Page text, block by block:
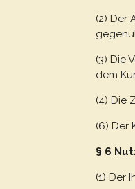
(2) Der
(3) Die
dem
(4) Die
(6) Der
§ 6
(1) Der